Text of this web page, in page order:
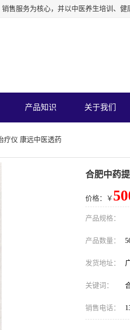
产品知识 关于我们
疗仪 康远中医透药
合肥中药
价格：￥
产品规格：
产品数量：
发货地址：
关键词：
销售电话：